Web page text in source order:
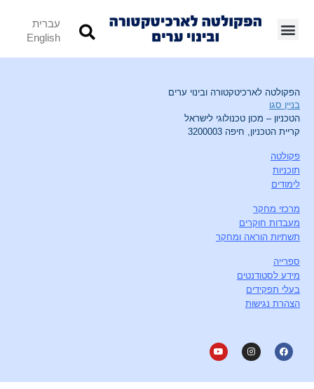
עברית
English
הפקולטה לארכיטקטורה ובינוי ערים
בניין סגו
הטכניון – מכון טכנולוגי לישראל
קריית הטכניון, חיפה 3200003
פקולטה
תוכניות
לימודים
מרכזי מחקר
מעבדות חוקרים
תשתיות הוראה ומחקר
ספרייה
מידע לסטודנטים
בעלי תפקידים
הצהרת נגישות